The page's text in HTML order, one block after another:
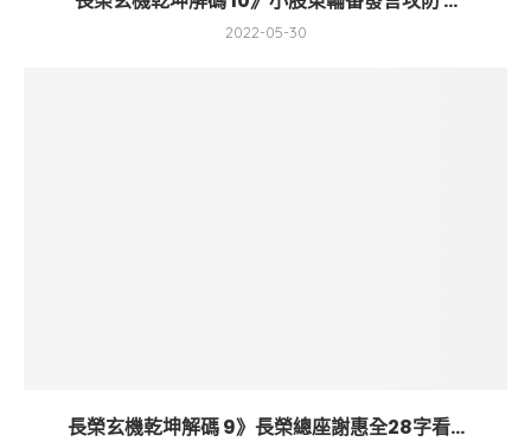
2022-05-30
長榮玄機乾坤解碼 9》長榮總座謝惠全28字看...